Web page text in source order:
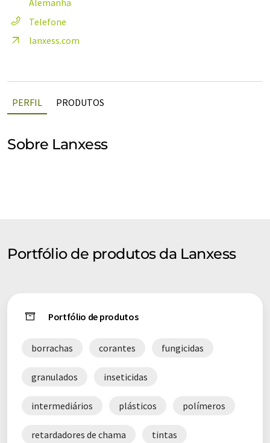
Alemanha
Telefone
lanxess.com
PERFIL PRODUTOS
Sobre Lanxess
Portfólio de produtos da Lanxess
Portfólio de produtos
borrachas corantes fungicidas
granulados inseticidas
intermediários plásticos polímeros
retardadores de chama tintas